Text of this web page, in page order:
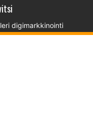
digimarkkinointi